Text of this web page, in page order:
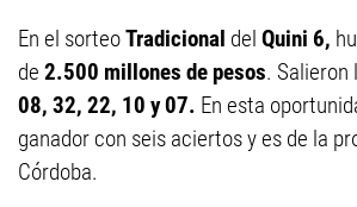
En el sorteoTradicional del Quini 6,
de 2.500 millones de pesos. Salieron
08, 32, 22, 10 y 07. En esta
ganador con seis aciertos y es de la
Córdoba.